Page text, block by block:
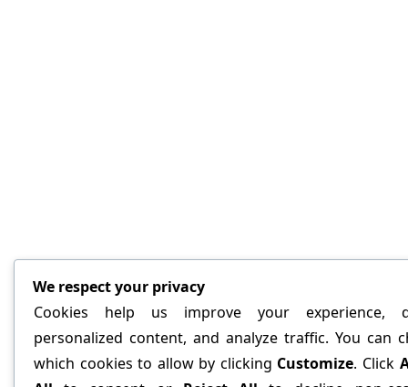
We respect your privacy
Cookies help us improve your experience,
personalized content, and analyze traffic. You can
which cookies to allow by clicking Customize. Click